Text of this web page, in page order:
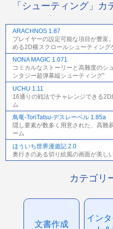
「シューティング」
ARACHNOS 1.87
プレイヤーの設定可能な項目が豊富
める2D横スクロールシューティング
NONA MAGIC 1.071
コミカルなストーリーと高難度のシ
ンタジー超弾幕縦シューティング”
UCHU 1.11
16通りの戦法でチャレンジできる
ム
鳥竜-ToriTatsu-デスレーベル 1.85a
隠し要素が数多く用意された、高難
ーム
ほういち世界漫遊記 2.0
奥行きのある切り絵風の画面が美し
カテゴリ
文書作成
イン